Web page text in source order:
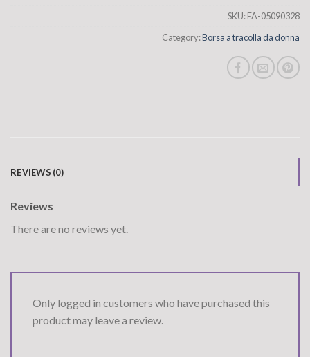
SKU:FA-05090328
Category:Borsa a tracolla da donna
REVIEWS (0)
Reviews
There are no reviews yet.
Only logged in customers who have purchased this
product may leave a review.